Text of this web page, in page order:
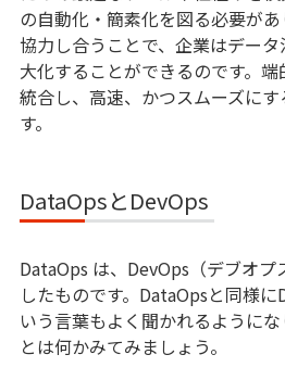
の自動化・簡素化を図る必要が
協力し合うことで、企業はデー
大化することができるのです。
統合し、高速、かつスムーズに
す。
DataOpsとDevOps
DataOps は、DevOps（デブオ
したものです。DataOpsと同様
いう言葉もよく聞かれるように
とは何かみてみましょう。